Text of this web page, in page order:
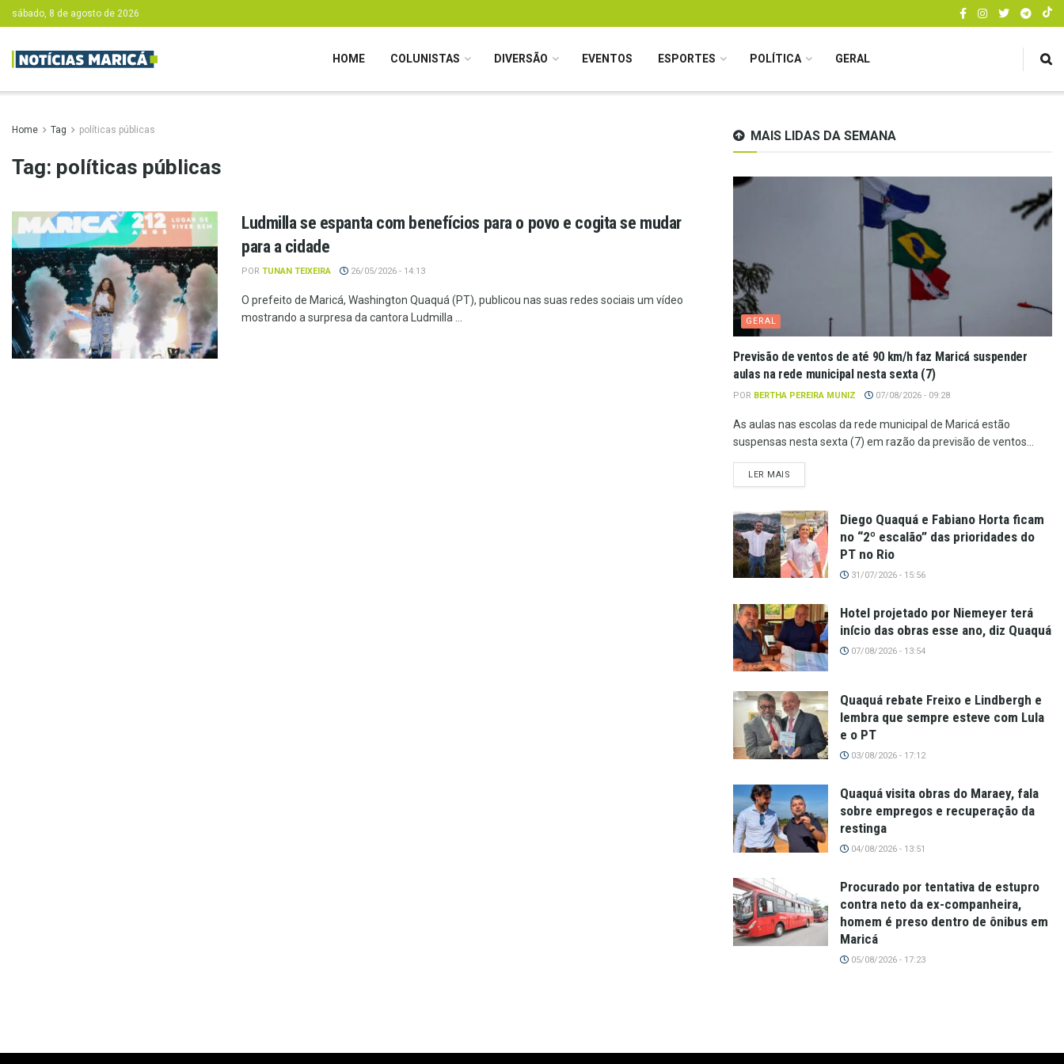
sábado, 8 de agosto de 2026
HOME COLUNISTAS DIVERSÃO EVENTOS ESPORTES POLÍTICA GERAL
Home Tag políticas públicas
Tag: políticas públicas
Ludmilla se espanta com benefícios para o povo e cogita se mudar
para a cidade
POR TUNAN TEIXEIRA 26/05/2026 - 14:13
O prefeito de Maricá, Washington Quaquá (PT), publicou nas suas redes sociais um vídeo
mostrando a surpresa da cantora Ludmilla ...
MAIS LIDAS DA SEMANA
GERAL
Previsão de ventos de até 90 km/h faz Maricá suspender
aulas na rede municipal nesta sexta (7)
POR BERTHA PEREIRA MUNIZ 07/08/2026 - 09:28
As aulas nas escolas da rede municipal de Maricá estão
suspensas nesta sexta (7) em razão da previsão de ventos...
LER MAIS
Diego Quaquá e Fabiano Horta ficam
no “2º escalão” das prioridades do
PT no Rio
31/07/2026 - 15:56
Hotel projetado por Niemeyer terá
início das obras esse ano, diz Quaquá
07/08/2026 - 13:54
Quaquá rebate Freixo e Lindbergh e
lembra que sempre esteve com Lula
e o PT
03/08/2026 - 17:12
Quaquá visita obras do Maraey, fala
sobre empregos e recuperação da
restinga
04/08/2026 - 13:51
Procurado por tentativa de estupro
contra neto da ex-companheira,
homem é preso dentro de ônibus em
Maricá
05/08/2026 - 17:23